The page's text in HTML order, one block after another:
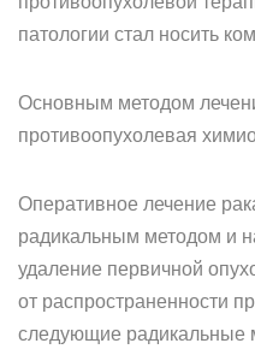
патологии стал носить
Основным методом
противоопухолевая
Оперативное лечение
радикальным методом и
удаление первичной
от распространенности
следующие радикальные